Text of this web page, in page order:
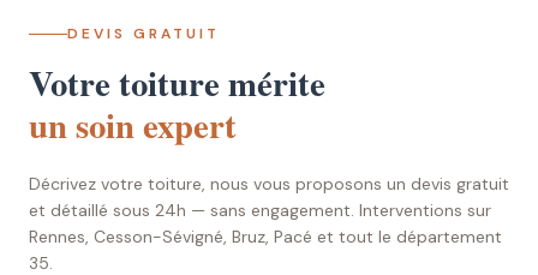
DEVIS GRATUIT
Votre toiture mérite
un soin expert
Décrivez votre toiture, nous vous proposons un devis gratuit
et détaillé sous 24h — sans engagement. Interventions sur
Rennes, Cesson-Sévigné, Bruz, Pacé et tout le département
35.